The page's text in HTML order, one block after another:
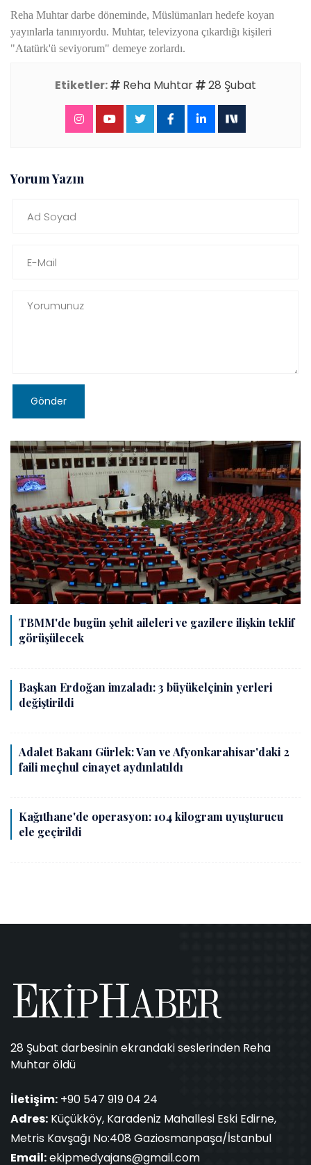
Reha Muhtar darbe döneminde, Müslümanları hedefe koyan
yayınlarla tanınıyordu. Muhtar, televizyona çıkardığı kişileri
"Atatürk'ü seviyorum" demeye zorlardı.
Etiketler: Reha Muhtar 28 Şubat
Yorum Yazın
Gönder
TBMM'de bugün şehit aileleri ve gazilere ilişkin teklif
görüşülecek
Başkan Erdoğan imzaladı: 3 büyükelçinin yerleri
değiştirildi
Adalet Bakanı Gürlek: Van ve Afyonkarahisar'daki 2
faili meçhul cinayet aydınlatıldı
Kağıthane'de operasyon: 104 kilogram uyuşturucu
ele geçirildi
28 Şubat darbesinin ekrandaki seslerinden Reha
Muhtar öldü
İletişim: +90 547 919 04 24
Adres: Küçükköy, Karadeniz Mahallesi Eski Edirne,
Metris Kavşağı No:408 Gaziosmanpaşa/İstanbul
Email:ekipmedyajans@gmail.com